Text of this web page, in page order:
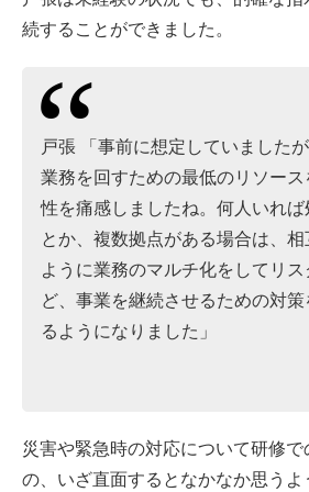
続することができました。
戸張 「事前に想定していました
業務を回すための最低のリソー
性を痛感しましたね。何人いれ
とか、複数拠点がある場合は、
ように業務のマルチ化をしてリ
ど、事業を継続させるための対策
るようになりました」
災害や緊急時の対応について研修
の、いざ直面するとなかなか思う